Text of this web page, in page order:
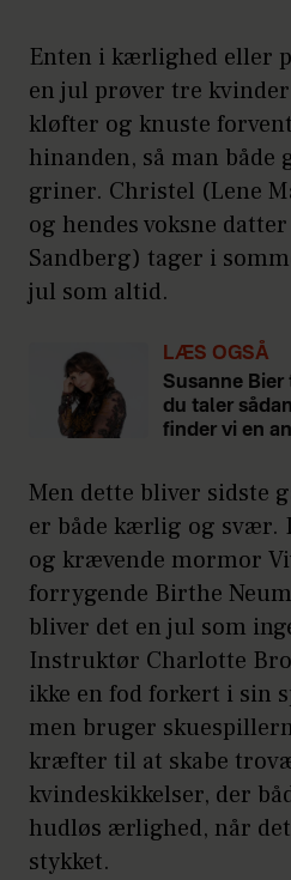
Enten i kærlighed eller
en jul prøver tre
kløfter og knuste
hinanden, så man både
griner. Christel (Lene
og hendes voksne
Sandberg) tager i
jul som altid.
LÆS OGSÅ
Susanne Bier
du taler
finder vi en
Men dette bliver sidste
er både kærlig og svær.
og krævende mormor
forrygende Birthe
bliver det en jul som
Instruktør Charlotte
ikke en fod forkert i sin
men bruger
kræfter til at skabe
kvindeskikkelser, der
hudløs ærlighed, når
stykket.